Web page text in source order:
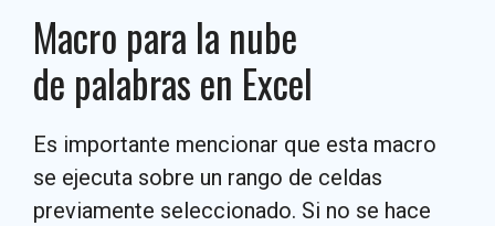
Macro para la nube
de palabras en Excel
Es importante mencionar que esta macro
se ejecuta sobre un rango de celdas
previamente seleccionado. Si no se hace